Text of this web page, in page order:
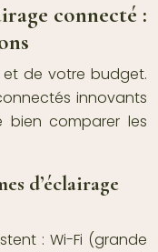
connecté :
de votre budget.
innovants
comparer les
d’éclairage
: Wi-Fi (grande